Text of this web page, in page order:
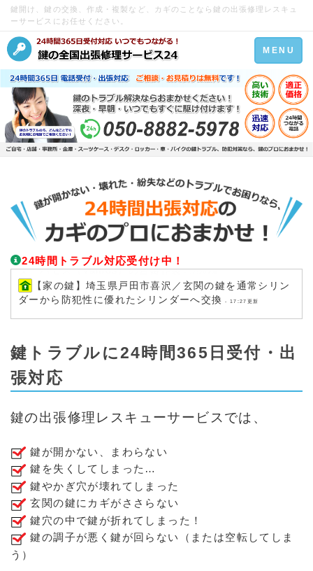
鍵開け、鍵の交換、作成・複製など、カギのことなら鍵の出張修理レスキュ
ーサービスにお任せください。
Toggle
navigation
MENU
24時間トラブル対応受付け中！
【家の鍵】埼玉県戸田市喜沢／玄関の鍵を通常シリン
ダーから防犯性に優れたシリンダーへ交換
- 17:27更新
鍵トラブルに24時間365日受付・出
張対応
鍵の出張修理レスキューサービスでは、
鍵が開かない、まわらない
鍵を失くしてしまった…
鍵やかぎ穴が壊れてしまった
玄関の鍵にカギがささらない
鍵穴の中で鍵が折れてしまった！
鍵の調子が悪く鍵が回らない（または空転してしま
う）